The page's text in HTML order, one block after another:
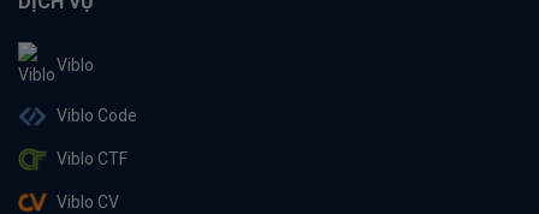
Viblo
Viblo Code
Viblo CTF
Viblo CV